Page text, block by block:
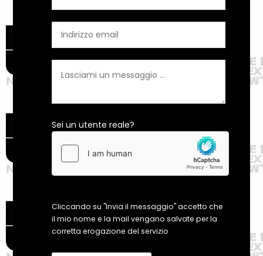
Sei un utente reale?
Cliccando su "Invia il messaggio" accetto che
il mio nome e la mail vengano salvate per la
corretta erogazione del servizio